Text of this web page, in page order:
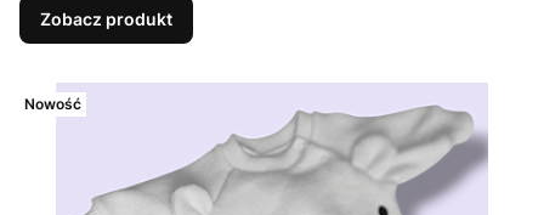
Zobacz produkt
Nowość